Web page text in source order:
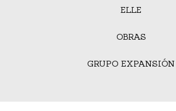
ELLE
OBRAS
GRUPO EXPANSIÓN